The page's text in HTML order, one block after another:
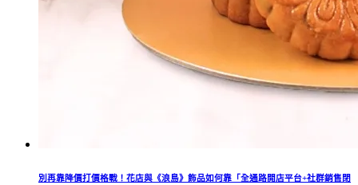
別再靠降價打價格戰！花店與《浪島》飾品如何靠「全通路開店平台+社群銷售閉